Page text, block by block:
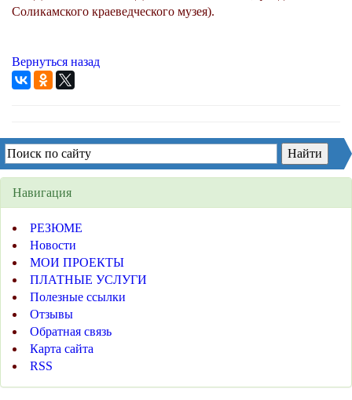
Соликамского краеведческого музея).
Вернуться назад
Навигация
РЕЗЮМЕ
Новости
МОИ ПРОЕКТЫ
ПЛАТНЫЕ УСЛУГИ
Полезные ссылки
Отзывы
Обратная связь
Карта сайта
RSS